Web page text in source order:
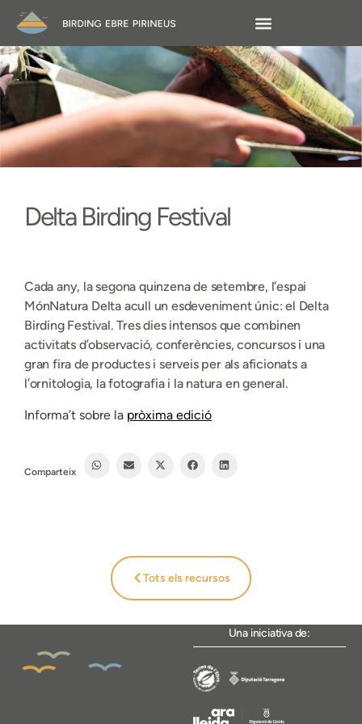
Delta Birding Festival
Cada any, la segona quinzena de setembre, l’espai
MónNatura Delta acull un esdeveniment únic: el Delta
Birding Festival. Tres dies intensos que combinen
activitats d’observació, conferències, concursos i una
gran fira de productes i serveis per als aficionats a
l’ornitologia, la fotografia i la natura en general.
Informa’t sobre la pròxima edició
Comparteix
Tots els recursos
Una iniciativa de: